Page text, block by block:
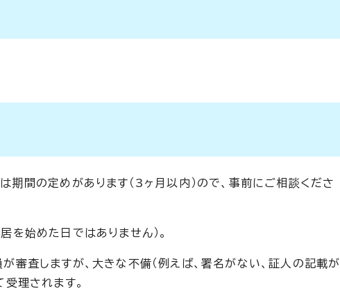
間の定めがあります（3ヶ月以内）ので、事前にご相談くださ
を始めた日ではありません）。
査しますが、大きな不備（例えば、署名がない、証人の記載が
理されます。